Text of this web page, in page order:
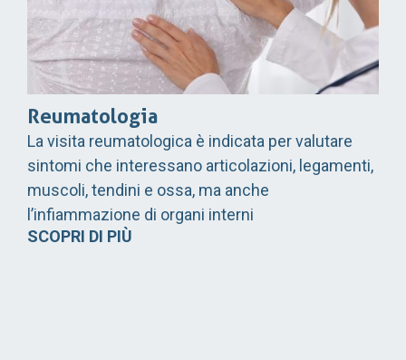
Reumatologia
La visita reumatologica è indicata per valutare
sintomi che interessano articolazioni, legamenti,
muscoli, tendini e ossa, ma anche
l’infiammazione di organi interni
SCOPRI DI PIÙ